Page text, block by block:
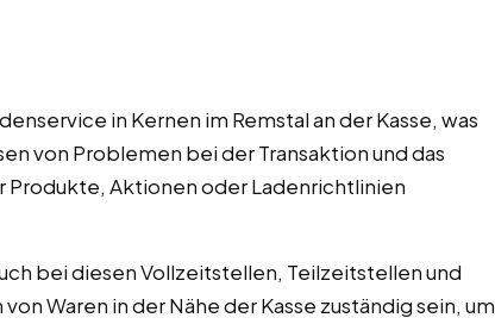
in Kernen im Remstal an der Kasse, was
von Problemen bei der Transaktion und das
Aktionen oder Ladenrichtlinien
bei diesen Vollzeitstellen, Teilzeitstellen und
Waren in der Nähe der Kasse zuständig sein, um